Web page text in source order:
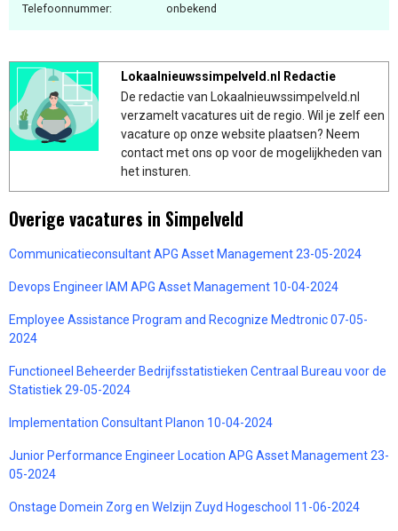
Telefoonnummer: onbekend
Lokaalnieuwssimpelveld.nl Redactie
De redactie van Lokaalnieuwssimpelveld.nl
verzamelt vacatures uit de regio. Wil je zelf een
vacature op onze website plaatsen? Neem
contact met ons op voor de mogelijkheden van
het insturen.
Overige vacatures in Simpelveld
Communicatieconsultant APG Asset Management 23-05-2024
Devops Engineer IAM APG Asset Management 10-04-2024
Employee Assistance Program and Recognize Medtronic 07-05-
2024
Functioneel Beheerder Bedrijfsstatistieken Centraal Bureau voor de
Statistiek 29-05-2024
Implementation Consultant Planon 10-04-2024
Junior Performance Engineer Location APG Asset Management 23-
05-2024
Onstage Domein Zorg en Welzijn Zuyd Hogeschool 11-06-2024